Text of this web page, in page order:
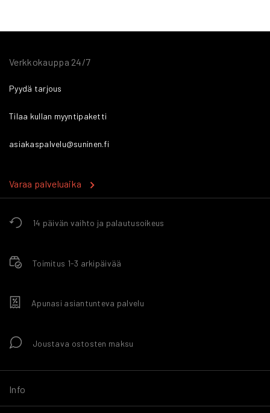
14 päivän vaihto ja palautusoikeus
Toimitus 1-3 arkipäivää
Apunasi asiantunteva palvelu
Joustava ostosten maksu
Info
Verkkokauppa 24/7
Pyydä tarjous
Tilaa kullan myyntipaketti
asiakaspalvelu@suninen.fi
Varaa palveluaika